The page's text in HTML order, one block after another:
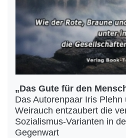
„Das Gute für den
Das Autorenpaar Iris Plehn
Weirauch entzaubert die
Sozialismus-Varianten in
Gegenwart